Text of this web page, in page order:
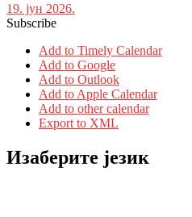
19. јун 2026.
Subscribe
Add to Timely Calendar
Add to Google
Add to Outlook
Add to Apple Calendar
Add to other calendar
Export to XML
Изаберите језик